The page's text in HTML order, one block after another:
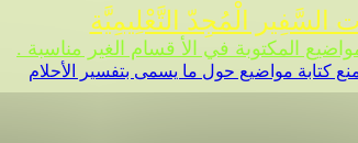
السَّفِير الْمُجِدّ التَّعْلِيمِيَّة
المكتوبة في الأ قسام الغير مناسبة .
كتابة مواضيع حول ما يسمى بتفسير الأحلام